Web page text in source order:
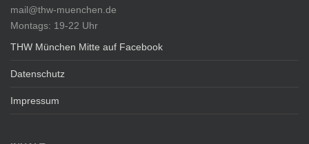
mail@thw-muenchen.de
Montags: 19-22 Uhr
THW München Mitte auf Facebook
Datenschutz
Impressum